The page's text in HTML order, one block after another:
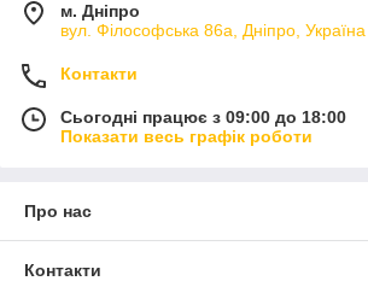
м. Дніпро
вул. Філософська 86а, Дніпро, Україна
Контакти
Сьогодні працює з 09:00 до 18:00
Показати весь графік роботи
Про нас
Контакти